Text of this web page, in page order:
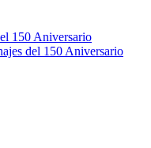
150 Aniversario
del 150 Aniversario